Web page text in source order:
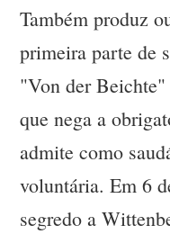
Também produz
primeira parte de
"Von der
que nega a
admite como
voluntária. Em 6
segredo a